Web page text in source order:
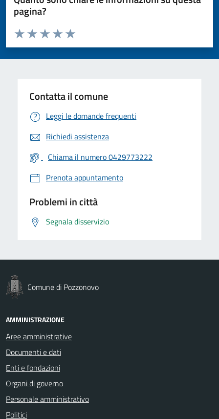
pagina?
Valuta da 1 a 5 stelle la pagina
Valuta 5 stelle su 5
Valuta 4 stelle su 5
Valuta 3 stelle su 5
Valuta 2 stelle su 5
Valuta 1 stelle su 5
Contatta il comune
Leggi le domande frequenti
Richiedi assistenza
Chiama il numero 0429773222
Prenota appuntamento
Problemi in città
Segnala disservizio
Comune di Pozzonovo
AMMINISTRAZIONE
Aree amministrative
Documenti e dati
Enti e fondazioni
Organi di governo
Personale amministrativo
Politici